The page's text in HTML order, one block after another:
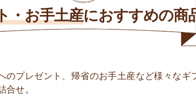
・お手土産におすすめの商
のプレゼント、帰省のお手土産など様々なギ
合せ。